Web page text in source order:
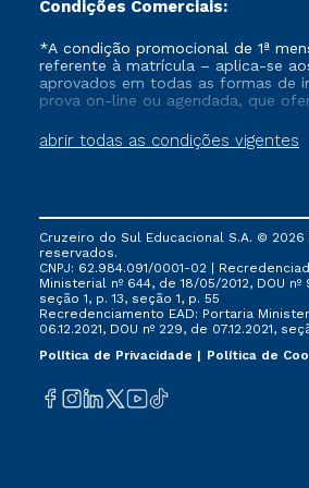
Condições Comerciais:
abrir todas as condições vigentes
*A condição promocional de 1ª
referente à matrícula – aplica-se
aprovados em todas as formas de
prova on-line ou agendada, que
vigente, que ainda não tenham
tenham cancelado ou trancado sua
via FIES, Prouni e outros
não se acumula com nenhuma
ofertada pela Instituição.
Cruzeiro do Sul Educacional S.A. ©
reservados.
CNPJ: 62.984.091/0001-02 |
Ministerial nº 644, de 18/05/2012, DOU nº
seção 1, p. 13, seção 1, p. 55
Recredenciamento EAD: Portaria
06.12.2021, DOU nº 229, de 07.12.2021,
Política de Privacidade
Política de